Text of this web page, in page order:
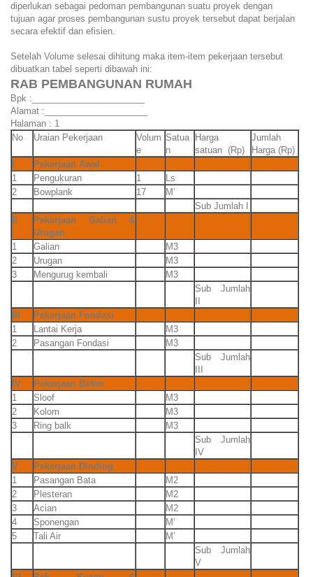
diperlukan sebagai pedoman pembangunan suatu proyek dengan
tujuan agar proses pembangunan sustu proyek tersebut dapat berjalan
secara efektif dan efisien.
Setelah Volume selesai dihitung maka item-item pekerjaan tersebut
dibuatkan tabel seperti dibawah ini:
RAB PEMBANGUNAN RUMAH
Bpk :_______________________
Alamat :_____________________
Halaman : 1
No
Uraian Pekerjaan
Volum
e
Satua
n
Harga
satuan (Rp)
Jumlah
Harga (Rp)
Pekerjaan Awal
1
Pengukuran 1
Ls
2
Bowplank 17
M’
Sub Jumlah I
Pekerjaan Galian &
Urugan
1
Galian
M3
2
Urugan
M3
3
Mengurug kembali
M3
Sub Jumlah
Pekerjaan Fondasi
1
Lantai Kerja
M3
2
Pasangan Fondasi
M3
Sub Jumlah
IV
Pekerjaan Beton
1
Sloof
M3
2
Kolom
M3
3
Ring balk
M3
Sub Jumlah
IV
V
Pekerjaan Dinding
1
Pasangan Bata
M2
2
Plesteran
M2
3
Acian
M2
4
Sponengan
M’
5
Tali Air
M’
Sub Jumlah
V